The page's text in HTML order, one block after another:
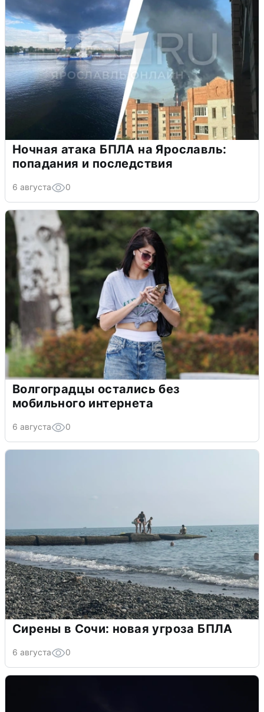
Ночная атака БПЛА на Ярославль:
попадания и последствия
6 августа 0
Волгоградцы остались без
мобильного интернета
6 августа 0
Сирены в Сочи: новая угроза БПЛА
6 августа 0